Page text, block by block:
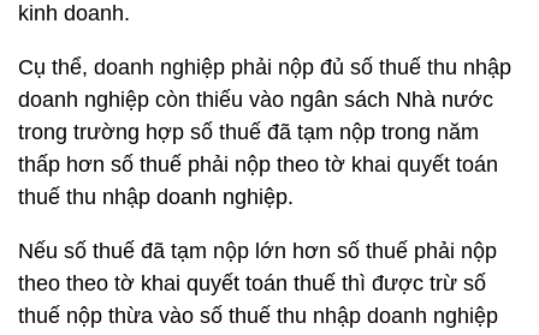
kinh doanh.
Cụ thể, doanh nghiệp phải nộp đủ số thuế thu nhập
doanh nghiệp còn thiếu vào ngân sách Nhà nước
trong trường hợp số thuế đã tạm nộp trong năm
thấp hơn số thuế phải nộp theo tờ khai quyết toán
thuế thu nhập doanh nghiệp.
Nếu số thuế đã tạm nộp lớn hơn số thuế phải nộp
theo theo tờ khai quyết toán thuế thì được trừ số
thuế nộp thừa vào số thuế thu nhập doanh nghiệp